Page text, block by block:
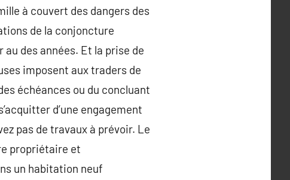
à couvert des dangers des
de la conjoncture
des années. Et la prise de
imposent aux traders de
échéances ou du concluant
d’une engagement
pas de travaux à prévoir. Le
propriétaire et
un habitation neuf